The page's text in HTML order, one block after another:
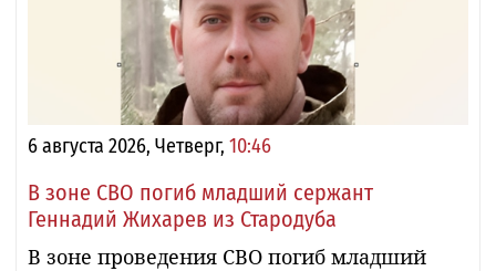
6 августа 2026, Четверг, 10:46
В зоне СВО погиб младший сержант
Геннадий Жихарев из Стародуба
В зоне проведения СВО погиб младший